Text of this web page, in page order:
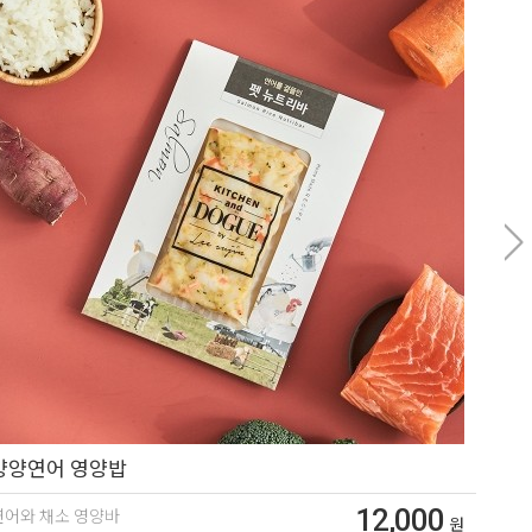
양연어 영양밥
12,000 원
어와 채소 영양바